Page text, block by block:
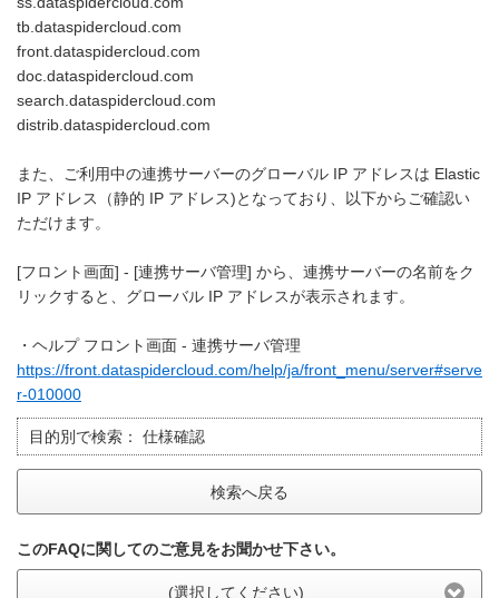
tb.dataspidercloud.com
front.dataspidercloud.com
doc.dataspidercloud.com
search.dataspidercloud.com
distrib.dataspidercloud.com
また、ご利用中の連携サーバーのグローバル IP アドレスは Elastic
IP アドレス（静的 IP アドレス)となっており、以下からご確認い
ただけます。
[フロント画面] - [連携サーバ管理] から、連携サーバーの名前をク
リックすると、グローバル IP アドレスが表示されます。
・ヘルプ フロント画面 - 連携サーバ管理
https://front.dataspidercloud.com/help/ja/front_menu/server#serve
r-010000
目的別で検索： 仕様確認
検索へ戻る
このFAQに関してのご意見をお聞かせ下さい。
(選択してください)